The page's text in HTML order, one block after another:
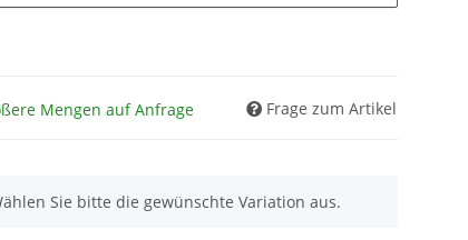
Mengen auf Anfrage Frage zum Artikel
Sie bitte die gewünschte Variation aus.